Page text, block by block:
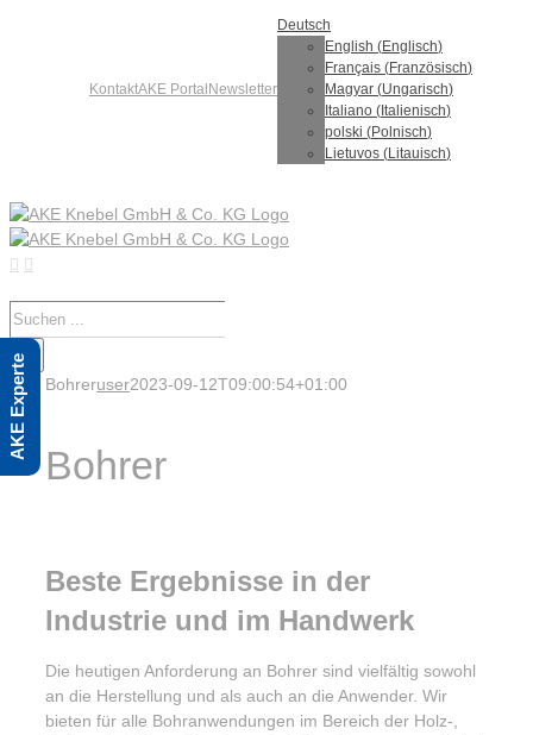
KontaktAKE Portal Newsletter
Deutsch
English (Englisch)
Français (Französisch)
Magyar (Ungarisch)
Italiano ( Italienisch)
polski (Polnisch)
Lietuvos (Litauisch)
Suche
nach:
Bohreruser2023-09-12T09:00:54+01:00
Bohrer
Beste Ergebnisse in der
Industrie und im Handwerk
Die heutigen Anforderung an Bohrer sind vielfältig sowohl
an die Herstellung und als auch an die Anwender. Wir
bieten für alle Bohranwendungen im Bereich der Holz-,
AKE Experte